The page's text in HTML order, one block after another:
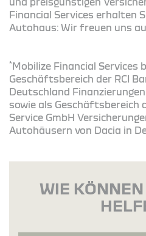
Financial Services erhalten
Autohaus: Wir freuen uns
*Mobilize Financial Services
Geschäftsbereich der RCI
Deutschland
sowie als Geschäftsbereich
Service GmbH
Autohäusern von Dacia in
WIE